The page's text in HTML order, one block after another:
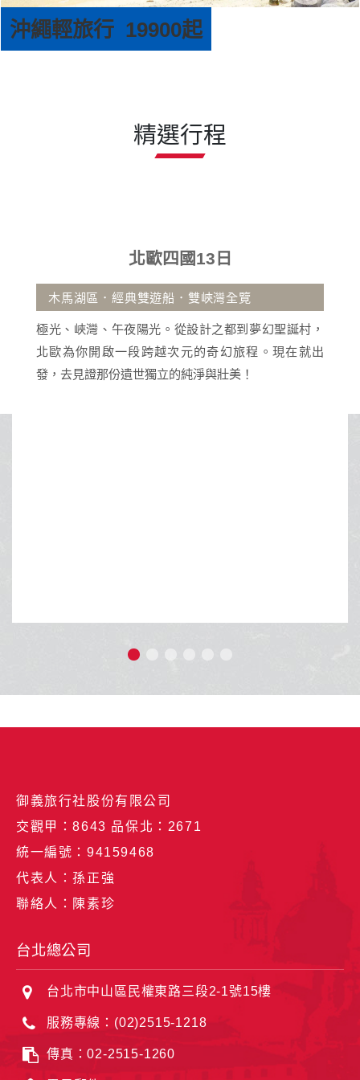
沖繩輕旅行 19900起
精選行程
船．雙峽灣全覽
。從設計之都到夢幻聖誕村，
次元的奇幻旅程。現在就出
立的純淨與壯美！
古宇利大橋.那霸市區
沖繩擁有蔚藍透明海景
活動與獨特南國文化的
御義旅行社股份有限公司
交觀甲：8643 品保北：2671
統一編號：94159468
代表人：孫正強
聯絡人：陳素珍
台北總公司
台北市中山區民權東路三段2-1號15樓
服務專線：(02)2515-1218
傳真：02-2515-1260